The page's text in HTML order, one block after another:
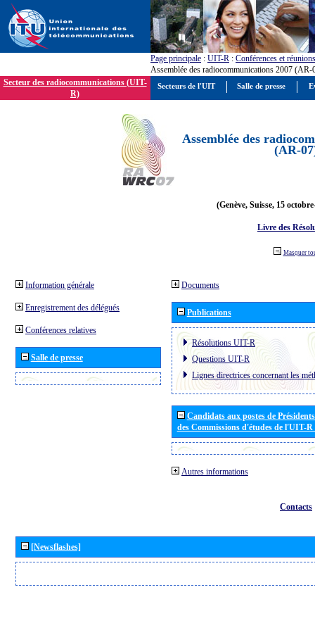
Page principale : UIT-R : Conférences et réunions
Assemblée des radiocommunications 2007 (AR-
Secteur des radiocommunications (UIT-
R)
Assemblée des
(AR-
(Genève, Suisse, 15
Livre des
Masquer
Information générale
Enregistrement des délégués
Conférences relatives
Salle de presse
Documents
Publications
Résolutions UIT-R
Questions UIT-R
Lignes directrices concernant les
Candidats aux postes de
des Commissions d'études de l'UIT-
Autres informations
Contacts
[Newsflashes]
Secteurs de l'UIT Salle de presse